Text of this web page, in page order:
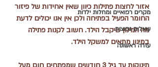
מקרים רפואיים ומחלות ילדות
שאלות נפוצות
עזרה ראשונה
אזור לחצות פתילות כיוון שאין אחידות של פיזור
החומר הפעיל בפתיחה ולכן אין אנו יכולים לדעת
מה המינון שיקבל הילד. חשוב לקנות פתילה
במינון מתאים למשקל הילד.